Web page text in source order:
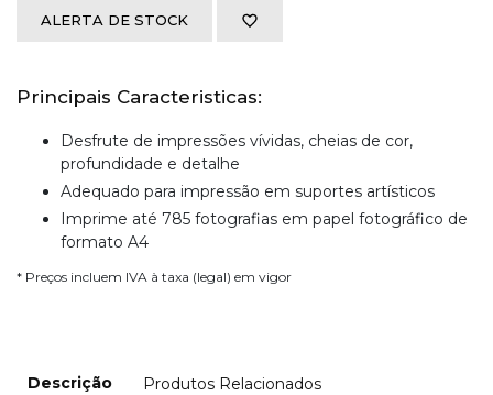
ALERTA DE STOCK
Principais Caracteristicas:
Desfrute de impressões vívidas, cheias de cor,
profundidade e detalhe
Adequado para impressão em suportes artísticos
Imprime até 785 fotografias em papel fotográfico de
formato A4
* Preços incluem IVA à taxa (legal) em vigor
Descrição Produtos Relacionados